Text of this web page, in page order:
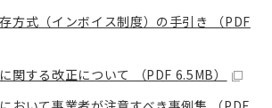
方式（インボイス制度）の手引き （PDF
関する改正について （PDF 6.5MB）